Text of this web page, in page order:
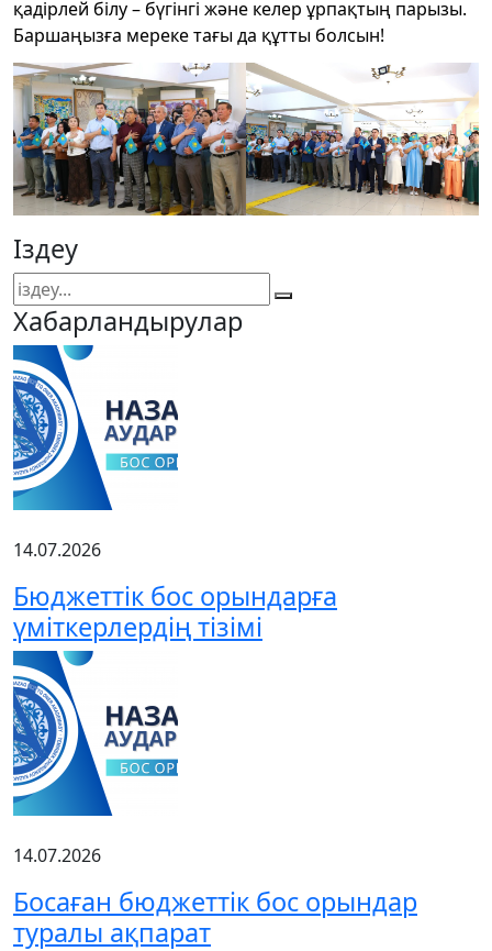
қадірлей білу – бүгінгі және келер ұрпақтың парызы.
Баршаңызға мереке тағы да құтты болсын!
Іздеу
Хабарландырулар
14.07.2026
Бюджеттік бос орындарға
үміткерлердің тізімі
14.07.2026
Босаған бюджеттік бос орындар
туралы ақпарат